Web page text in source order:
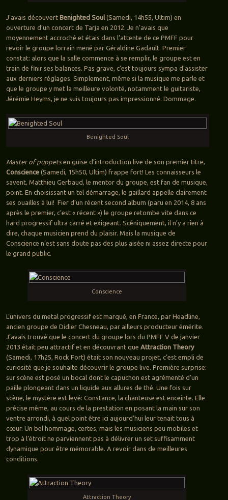
J’avais découvert Benighted Soul (Samedi, 14h55, Ultim) en
ouverture d’un concert de Tarja en 2012. Je n’avais que
moyennement accroché et étais dans l’attente de ce PMFF pour
revoir le groupe lorrain mené par Géraldine Gadault. Premier
constat: alors que la salle commence à se remplir, le groupe est en
train de finir ses balances. Pas grave, c’est toujours sympa d’assister
aux derniers réglages. Simplement, même si la musique me parle et
que le groupe y met la meilleure volonté, notamment le guitariste,
Jérémie Heyms, je ne suis toujours pas impressionné. Dommage.
Benighted Soul
Master of puppetsen guise d’introduction live de son premier titre,
Conscience(Samedi, 15h50, Ultim) frappe fort! Les connaisseurs le
savent, Matthieu Gerbaud, le mentor du groupe, est fan de musique,
point. En choisissant un tel démarrage, le gaillard appelle clairement
ses ouailles à lui! Fier d’un récent second album (paru en 2014, 8 ans
après le premier, c’est « récent ») le groupe retombe vite dans ce
hard progressif ultra carré et exigeant. Scéniquement, il n’y a rien à
dire, chaque musicien prend du plaisir. Mais la musique de
Conscience n’est sans doute pas des plus aisée ni assez directe pour
le grand public.
Conscience
L’univers du metal progressif est marqué, en France, par Headline,
ancien groupe de Didier Chesneau, par ailleurs producteur émérite.
J’avais trouvé que le concert du groupe lors du PMFF V de janvier
2013 était peu attractif et en découvrant que Attraction Theory
(Samedi, 17h25, Rock Fort) était son nouveau projet, c’est empli de
curiosité que je souhaite découvrir le groupe live. Première surprise:
sur scène est posé un bocal dont le capuchon est agrémenté d’un
paille plongeant dans un liquide aux allures de thé. Une fois sur
scène, le mystère est levé: Constance, la chanteuse est enceinte. Elle
précise même, au cours de la prestation en posant la main sur son
ventre arrondi, à quel point être ici aujourd’hui leur tenait tous à
cœur. Un bel hommage, certes, mais les musiciens peu mobiles et
trop à l’étroit ne parviennent pas à délivrer un set suffisamment
dynamique pour être mémorable. A revoir dans de meilleures
conditions.
Attraction Theory